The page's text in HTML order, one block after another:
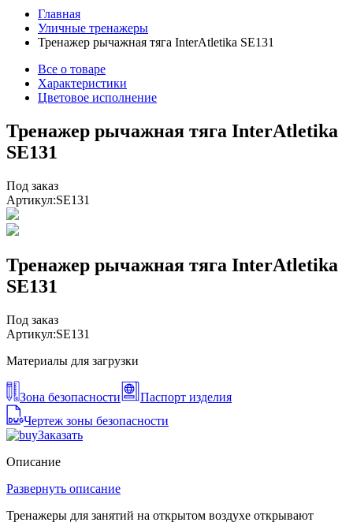
Главная
Уличные тренажеры
Тренажер рычажная тяга InterAtletika SE131
Все о товаре
Характеристики
Цветовое исполнение
Тренажер рычажная тяга InterAtletika
SE131
Под заказ
Артикул:SE131
Тренажер рычажная тяга InterAtletika
SE131
Под заказ
Артикул:SE131
Материалы для загрузки
Зона безопасности
Паспорт изделия
Чертеж зоны безопасности
Заказать
Описание
Развернуть описание
Тренажеры для занятий на открытом воздухе открывают